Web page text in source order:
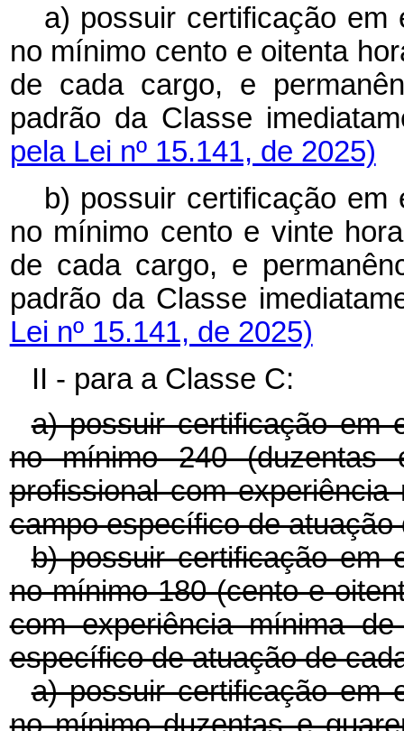
a) possuir certificação em
no mínimo cento e oitenta
de cada cargo, e
padrão da Classe
pela Lei nº 15.141, de 2025)
b) possuir certificação em
no mínimo cento e vinte
de cada cargo, e
padrão da Classe
Lei nº 15.141, de 2025)
II - para a Classe C:
a) possuir certificação em
no mínimo 240 (duzentas
profissional com
campo específico de atuação
b) possuir certificação em
no mínimo 180 (cento e
com experiência mínima
específico de atuação de
a) possuir certificação em